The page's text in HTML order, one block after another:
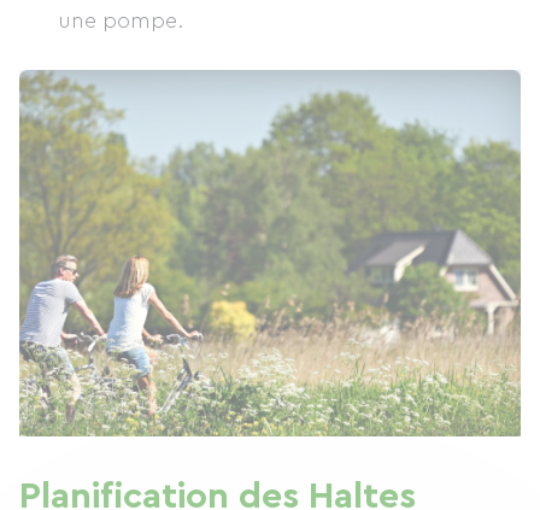
une pompe.
Planification des Haltes